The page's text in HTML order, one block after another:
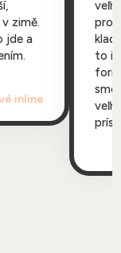
zimě.
jde a
inline
to
sme